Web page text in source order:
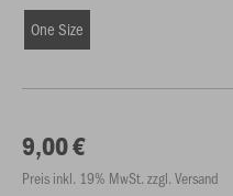
One Size
9,00 €
Preis inkl. 19% MwSt. zzgl. Versand